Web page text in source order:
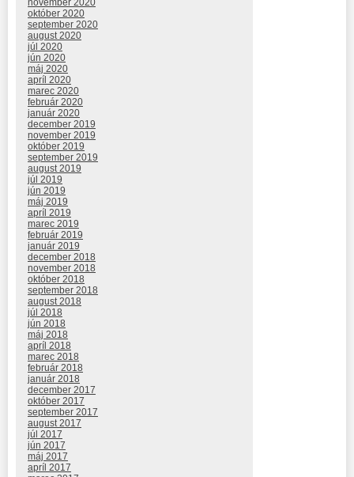
november 2020
október 2020
september 2020
august 2020
júl 2020
jún 2020
máj 2020
apríl 2020
marec 2020
február 2020
január 2020
december 2019
november 2019
október 2019
september 2019
august 2019
júl 2019
jún 2019
máj 2019
apríl 2019
marec 2019
február 2019
január 2019
december 2018
november 2018
október 2018
september 2018
august 2018
júl 2018
jún 2018
máj 2018
apríl 2018
marec 2018
február 2018
január 2018
december 2017
október 2017
september 2017
august 2017
júl 2017
jún 2017
máj 2017
apríl 2017